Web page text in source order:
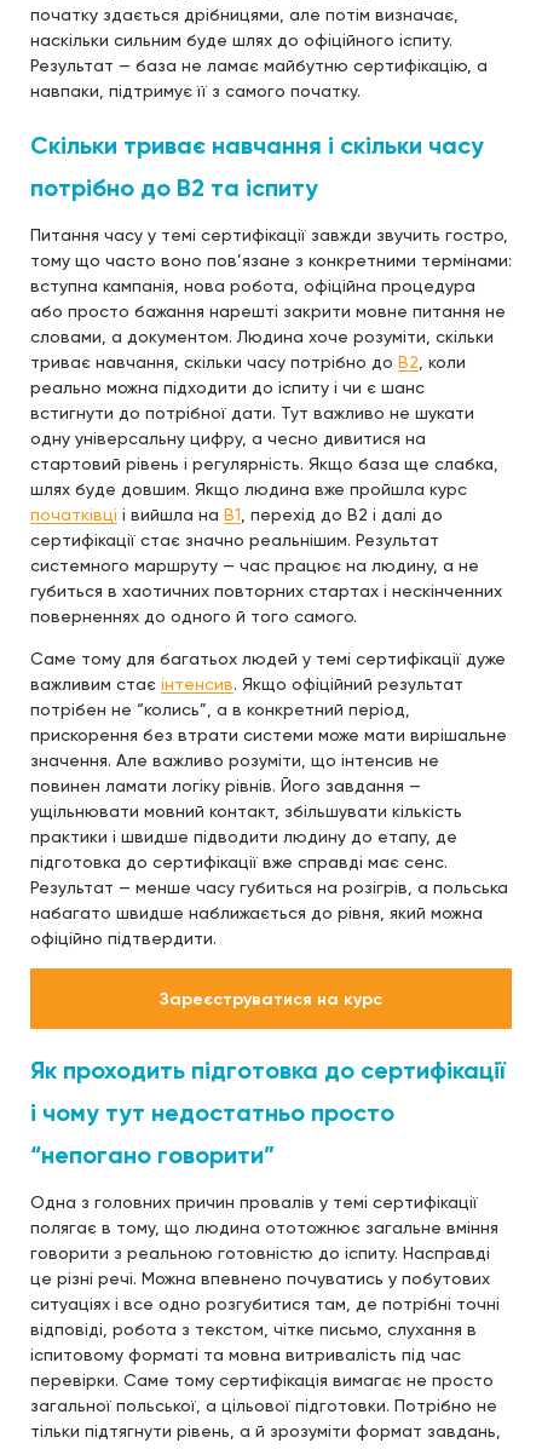
початку здається дрібницями, але потім визначає,
наскільки сильним буде шлях до офіційного іспиту.
Результат — база не ламає майбутню сертифікацію, а
навпаки, підтримує її з самого початку.
Скільки триває навчання і скільки часу
потрібно до B2 та іспиту
Питання часу у темі сертифікації завжди звучить гостро,
тому що часто воно пов’язане з конкретними термінами:
вступна кампанія, нова робота, офіційна процедура
або просто бажання нарешті закрити мовне питання не
словами, а документом. Людина хоче розуміти, скільки
триває навчання, скільки часу потрібно до B2 , коли
реально можна підходити до іспиту і чи є шанс
встигнути до потрібної дати. Тут важливо не шукати
одну універсальну цифру, а чесно дивитися на
стартовий рівень і регулярність. Якщо база ще слабка,
шлях буде довшим. Якщо людина вже пройшла курс
початківці і вийшла на B1 , перехід до B2 і далі до
сертифікації стає значно реальнішим. Результат
системного маршруту — час працює на людину, а не
губиться в хаотичних повторних стартах і нескінченних
поверненнях до одного й того самого.
Саме тому для багатьох людей у темі сертифікації дуже
важливим стає інтенсив. Якщо офіційний результат
потрібен не “колись”, а в конкретний період,
прискорення без втрати системи може мати вирішальне
значення. Але важливо розуміти, що інтенсив не
повинен ламати логіку рівнів. Його завдання —
ущільнювати мовний контакт, збільшувати кількість
практики і швидше підводити людину до етапу, де
підготовка до сертифікації вже справді має сенс.
Результат — менше часу губиться на розігрів, а польська
набагато швидше наближається до рівня, який можна
офіційно підтвердити.
Зареєструватися на курс
Як проходить підготовка до сертифікації
і чому тут недостатньо просто
“непогано говорити”
Одна з головних причин провалів у темі сертифікації
полягає в тому, що людина ототожнює загальне вміння
говорити з реальною готовністю до іспиту. Насправді
це різні речі. Можна впевнено почуватись у побутових
ситуаціях і все одно розгубитися там, де потрібні точні
відповіді, робота з текстом, чітке письмо, слухання в
іспитовому форматі та мовна витривалість під час
перевірки. Саме тому сертифікація вимагає не просто
загальної польської, а цільової підготовки. Потрібно не
тільки підтягнути рівень, а й зрозуміти формат завдань,